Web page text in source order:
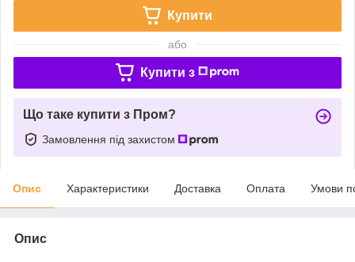
Купити
або
Купити з
Що таке купити з Пром?
Замовлення під захистом
Опис Характеристики Доставка Оплата Умови
Опис